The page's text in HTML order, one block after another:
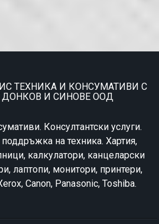
ТЕХНИКА И КОНСУМАТИВИ С
И СИНОВЕ ООД
Консултантски услуги.
на техника. Хартия,
калкулатори, канцеларски
лаптопи, монитори, принтери,
Canon, Panasonic, Toshiba.